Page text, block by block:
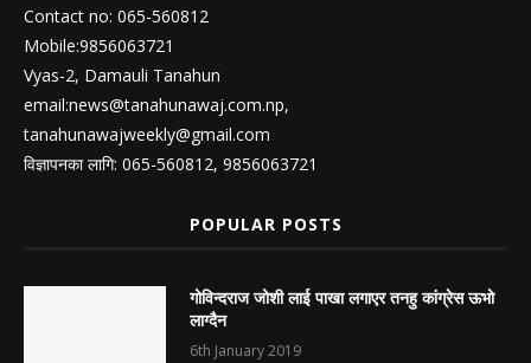
Contact no: 065-560812
Mobile:9856063721
Vyas-2, Damauli Tanahun
email:news@tanahunawaj.com.np,
tanahunawajweekly@gmail.com
विज्ञापनका लागि: 065-560812, 9856063721
POPULAR POSTS
गोविन्दराज जोशी लाई पाखा लगाएर तनहु कांग्रेस ऊभो
लाग्दैन
6th January 2019